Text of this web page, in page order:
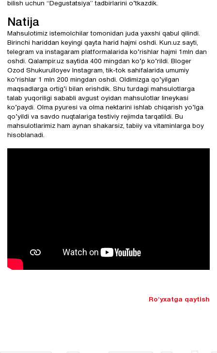
bilish uchun “Degustatsiya” tadbirlarini o’tkazdik.
Natija
Mahsulotimiz istemolchilar tomonidan juda yaxshi qabul qilindi.
Birinchi hariddan keyingi qayta harid hajmi oshdi. Kun.uz sayti,
telegram va instagaram platformalarida ko’rishlar hajmi 1mln dan
oshdi. Qalampir.uz saytida 400 mingdan ko’p ko’rildi. Bloger
Ozod Shukurulloyev Instagram, tik-tok sahifalarida umumiy
ko’rishlar 1 mln 200 mingdan oshdi. Oldimizga qo’yilgan
maqsadlarga ortig’i bilan erishdik. Shu turdagi mahsulotlarga
talab yuqoriligi sababli avgust oyidan mahsulotlar lineykasi
ko’paydi. Olma pyuresi va olma nektarini ishlab chiqarish yo’lga
qo’yildi va savdo nuqtalariga testiviy rejimda tarqatildi. Bu
mahsulotlarimiz ham aynan shakarsiz, tabiiy va vitaminlarga boy
hisoblanadi.
Ro'yxatga qaytish